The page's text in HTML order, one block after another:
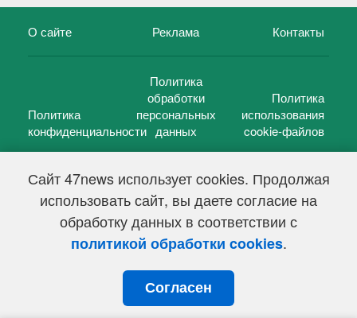
Сайт 47news использует cookies. Продолжая
использовать сайт, вы даете согласие на
обработку данных в соответствии с
политикой обработки cookies.
Согласен
О сайте Реклама Контакты
Политика
конфиденциальности
Политика
обработки
персональных
данных
Политика
использования
cookie-файлов
47 новостей (47 news)2005 — 2026 г.
Свидетельство о регистрации СМИ Эл № ФС 77-39848, выдано
Федеральной службой по надзору в сфере связи,
информационных технологий и массовых коммуникаций